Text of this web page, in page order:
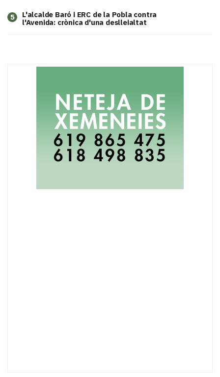
5
L'alcalde Baró i ERC de la Pobla contra
l'Avenida: crònica d'una deslleialtat